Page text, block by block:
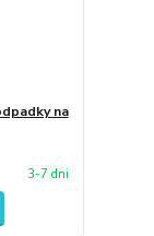
na
3-7 dni